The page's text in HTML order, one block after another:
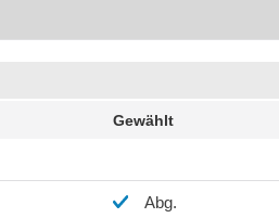
Gewählt
Abg.